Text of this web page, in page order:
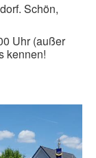
Schön,
Uhr (außer
kennen!